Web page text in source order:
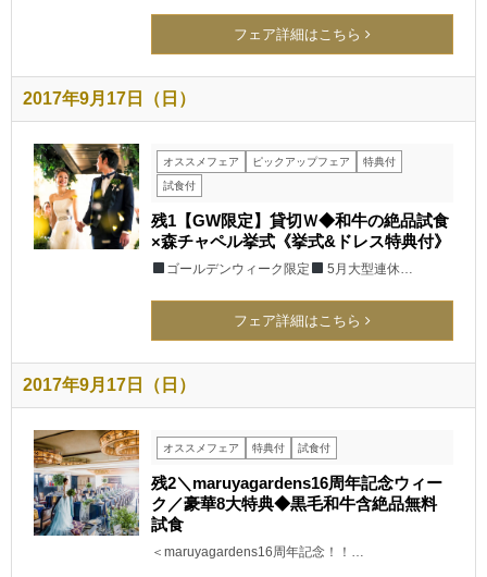
フェア詳細はこちら
2017年9月17日（日）
オススメフェア ピックアップフェア
特典付
試食付
残1【GW限定】貸切Ｗ◆和牛の絶品試食
×森チャペル挙式《挙式&ドレス特典付》
ゴールデンウィーク限定 5月大型連休…
フェア詳細はこちら
2017年9月17日（日）
オススメフェア 特典付 試食付
残2＼maruyagardens16周年記念ウィー
ク／豪華8大特典◆黒毛和牛含絶品無料
試食
＜maruyagardens16周年記念！！…